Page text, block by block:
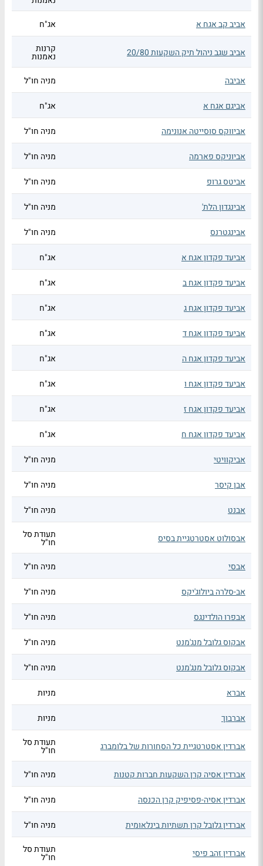
אביב קב אגח א
אג"ח
אביב שגב ניהול תיק השקעות 20/80 קרנות
נאמנות
אביבה
מניה חו"ל
אביגם אגח א אג"ח
אביווקס סוסייטה אנונימה מניה חו"ל
אביוניקס פארמה מניה חו"ל
אביטס גרופ מניה חו"ל
אבינגדון הלת' מניה חו"ל
אבינגטרנס מניה חו"ל
אביעד פקדון אגח א אג"ח
אביעד פקדון אגח ב אג"ח
אביעד פקדון אגח ג אג"ח
אביעד פקדון אגח ד אג"ח
אביעד פקדון אגח ה אג"ח
אביעד פקדון אגח ו אג"ח
אביעד פקדון אגח ז אג"ח
אביעד פקדון אגח ח אג"ח
אביקוויטי מניה חו"ל
אבן קיסר מניה חו"ל
אבנט מניה חו"ל
אבסולוט אסטרטגיית בסיס תעודת סל
חו"ל
אבסי
מניה חו"ל
אב-סלרה ביולוג'יקס מניה חו"ל
אבפרו הולדינגס מניה חו"ל
אבקוס גלובל מנג'מנט מניה חו"ל
אבקוס גלובל מנג'מנט מניה חו"ל
אברא מניות
אברבוך מניות
אברדין אסטרטגיית כל הסחורות של בלומברג תעודת סל
חו"ל
אברדין אסיה קרן השקעות חברות קטנות
מניה חו"ל
אברדין אסיה-פסיפיק קרן הכנסה מניה חו"ל
אברדין גלובל קרן תשתיות בינלאומית מניה חו"ל
אברדין זהב פיסי תעודת סל
חו"ל